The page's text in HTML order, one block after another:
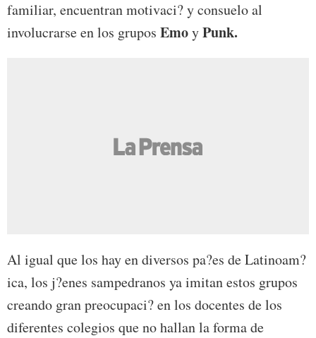
familiar, encuentran motivaci? y consuelo al
involucrarse en los grupos EmoyPunk.
Al igual que los hay en diversos pa?es de Latinoam?
ica, los j?enes sampedranos ya imitan estos grupos
creando gran preocupaci? en los docentes de los
diferentes colegios que no hallan la forma de